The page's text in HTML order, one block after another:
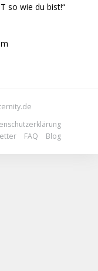
so wie du bist!“
FAQ Blog